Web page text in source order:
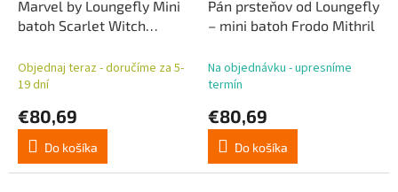
Marvel by Loungefly Mini
batoh Scarlet Witch
Objednaj teraz - doručíme za 5-
19 dní
€80,69
Do košíka
Pán prsteňov od Loungefly
– mini batoh Frodo Mithril
Na objednávku - upresníme
termín
€80,69
Do košíka